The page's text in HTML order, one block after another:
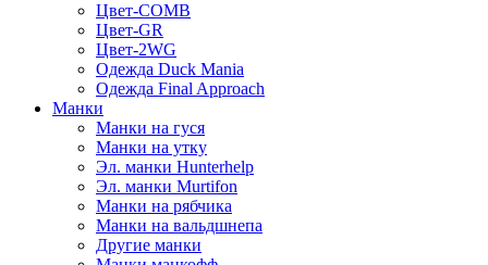
Цвет-COMB
Цвет-GR
Цвет-2WG
Одежда Duck Mania
Одежда Final Approach
Манки
Манки на гуся
Манки на утку
Эл. манки Hunterhelp
Эл. манки Murtifon
Манки на рябчика
Манки на вальдшнепа
Другие манки